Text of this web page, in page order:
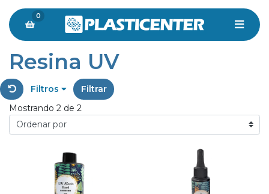
0
Resina UV
Filtros
Filtrar
Mostrando 2 de 2